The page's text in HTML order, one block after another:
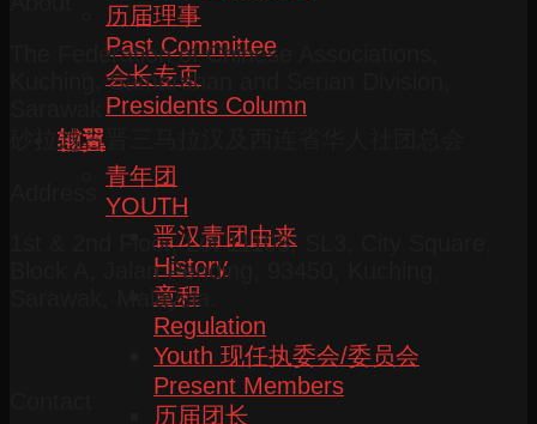
历届理事
Past Committee
会长专页
Presidents Column
辅翼
青年团
YOUTH
晋汉青团由来
History
章程
Regulation
Youth 现任执委会/委员会
Present Members
历届团长
The Federation of Chinese Associations,
Kuching, Samarahan and Serian Division,
砂拉越古晋三马拉汉及西连省华人社团总会
1st & 2nd Floor, Lot 11108, SL3, City Square,
Block A, Jalan Pending, 93450, Kuching,
Sarawak, Malaysia.